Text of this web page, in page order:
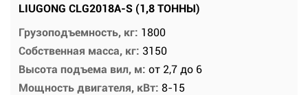
LIUGONG CLG2018A-S (1,8 ТОННЫ)
Грузоподъемность, кг: 1800
Собственная масса, кг: 3150
Высота подъема вил, м: от 2,7 до 6
Мощность двигателя, кВт: 8-15